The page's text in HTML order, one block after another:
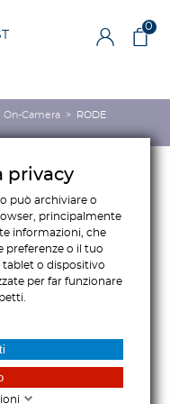
0
On-Camera >
RODE
privacy
può archiviare o
principalmente
informazioni, che
preferenze o il tuo
o dispositivo
per far funzionare